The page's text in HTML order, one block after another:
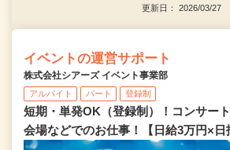
更新日： 2026/03/27
イベントの運営サポート
株式会社シアーズ イベント事業部
アルバイト パート 登録制
短期・単発OK（登録制）！コンサー
会場などでのお仕事！【日給3万円×日